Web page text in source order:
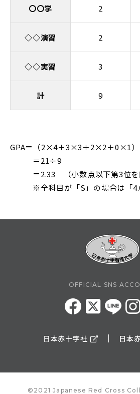
〇〇学 2
◇◇演習 2
◇◇実習 3
計 9
GPA＝（2×4＋3×3＋2×2＋0×1
＝21÷9
＝2.33 （小数点以下第3位を
※全科目が「S」の場合は「4.0
OFFICIAL SNS
日本赤十字社 日本
©2021 Japanese Red Cross